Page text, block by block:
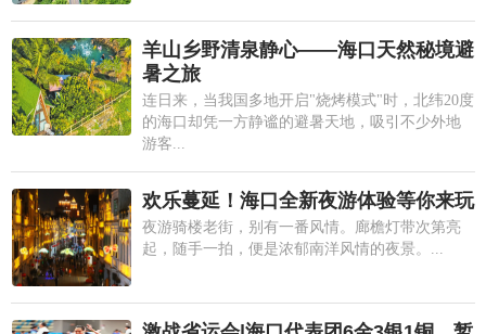
羊山乡野清泉静心——海口天然秘境避
暑之旅
连日来，当我国多地开启"烧烤模式"时，北纬20度
的海口却凭一方静谧的避暑天地，吸引不少外地
游客...
欢乐蔓延！海口全新夜游体验等你来玩
夜游骑楼老街，别有一番风情。廊檐灯带次第亮
起，随手一拍，便是浓郁南洋风情的夜景。...